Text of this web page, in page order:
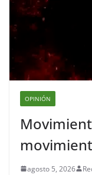
OPINIÓN
agosto 5, 2026